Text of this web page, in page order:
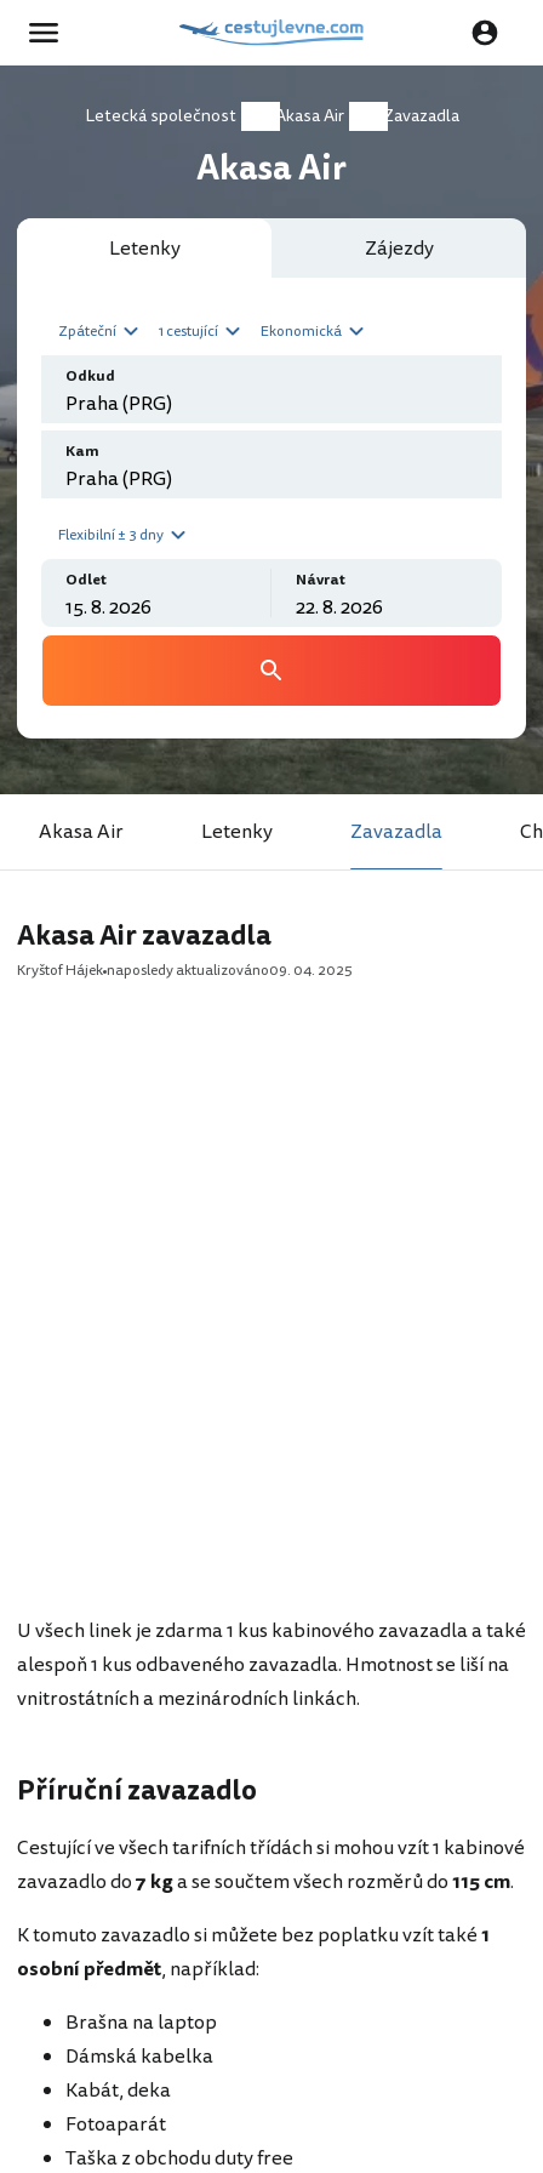
Letecká společnost Akasa Air Zavazadla
Akasa Air
Letenky Zájezdy
Zpáteční 1 cestující Ekonomická
Odkud
Kam
Flexibilní ± 3 dny
Odlet Návrat
Akasa Air Letenky Zavazadla
Akasa Air zavazadla
Kryštof Hájek naposledy aktualizováno09. 04. 2025
U všech linek je zdarma 1 kus kabinového zavazadla a také
alespoň 1 kus odbaveného zavazadla. Hmotnost se liší na
vnitrostátních a mezinárodních linkách.
Příruční zavazadlo
Cestující ve všech tarifních třídách si mohou vzít 1 kabinové
zavazadlo do7 kga se součtem všech rozměrů do115 cm.
K tomuto zavazadlo si můžete bez poplatku vzít také1
osobní předmět, například:
Brašna na laptop
Dámská kabelka
Kabát, deka
Fotoaparát
Taška z obchodu duty free